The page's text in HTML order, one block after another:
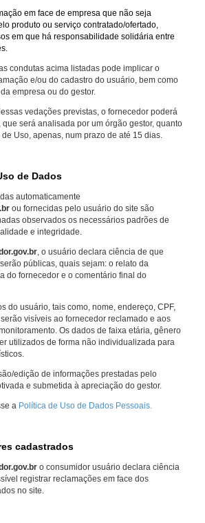
em face de empresa que não seja
produto ou serviço contratado/ofertado,
em que há responsabilidade solidária entre
condutas acima listadas pode implicar o
e/ou do cadastro do usuário, bem como
empresa ou do gestor.
vedações previstas, o fornecedor poderá
será analisada por um órgão gestor, quanto
Uso, apenas, num prazo de até 15 dias.
de Dados
automaticamente
ou fornecidas pelo usuário do site são
observados os necessários padrões de
e integridade.
, o usuário declara ciência de que
públicas, quais sejam: o relato da
do fornecedor e o comentário final do
do usuário, tais como, nome, endereço, CPF,
visíveis ao fornecedor reclamado e aos
Os dados de faixa etária, gênero
utilizados de forma não individualizada para
edição de informações prestadas pelo
e submetida à apreciação do gestor.
a Política de Uso de Dados Pessoais.
cadastrados
o consumidor usuário declara ciência
registrar reclamações em face dos
no site.